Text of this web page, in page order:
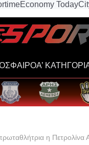
Economy Today
Α’
η Πετρολίνα